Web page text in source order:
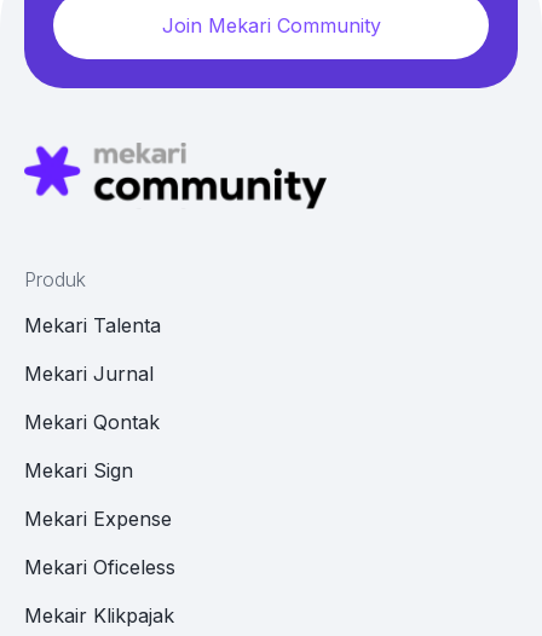
Join Mekari Community
Produk
Mekari Talenta
Mekari Jurnal
Mekari Qontak
Mekari Sign
Mekari Expense
Mekari Oficeless
Mekair Klikpajak